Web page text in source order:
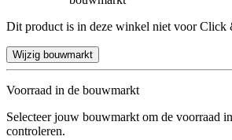
Dit product is in deze winkel niet voor Click
Wijzig bouwmarkt
Voorraad in de bouwmarkt
Selecteer jouw bouwmarkt om de voorraad
controleren.